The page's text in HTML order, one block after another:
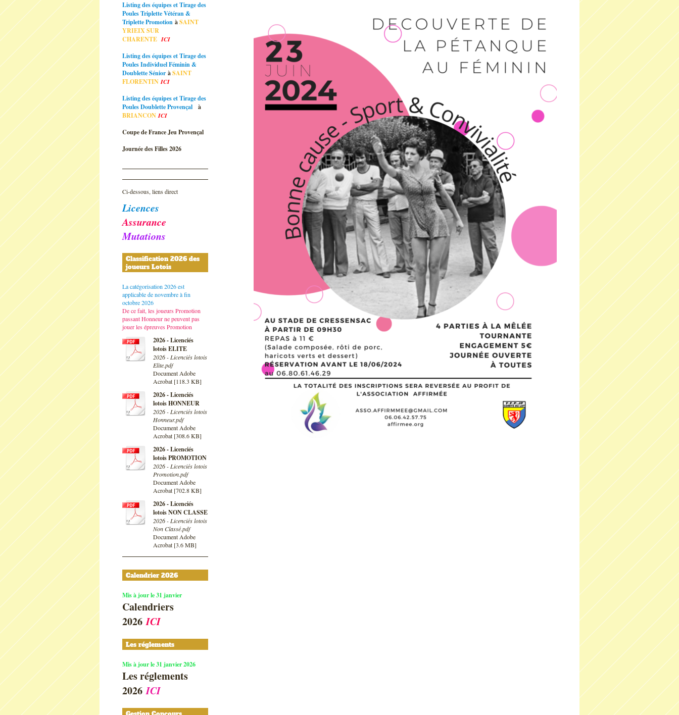
Listing des équipes et Tirage des
Poules Triplette Vétéran &
Triplette Promotion àSAINT
YRIEIX SUR
CHARENTEICI
Listing des équipes et Tirage des
Poules Individuel Féminin &
Doublette Sénior àSAINT
FLORENTINICI
Listing des équipes et Tirage des
Poules Doublette Provençal
à
BRIANCONICI
Coupe de France Jeu Provençal
Journée des Filles 2026
Ci-dessous, liens direct
Licences
Assurance
Mutations
Classification 2026 des
joueurs Lotois
La catégorisation 2026 est
applicable de novembre à fin
octobre 2026
De ce fait, les joueurs Promotion
passant Honneur ne peuvent pas
jouer les épreuves Promotion
2026 - Licenciés
lotois ELITE
2026 - Licenciés lotois
Elite.pdf
Document Adobe
Acrobat [118.3 KB]
2026 - Licenciés
lotois HONNEUR
2026 - Licenciés lotois
Honneur.pdf
Document Adobe
Acrobat [308.6 KB]
2026 - Licenciés
lotois PROMOTION
2026 - Licenciés lotois
Promotion.pdf
Document Adobe
Acrobat [702.8 KB]
2026 - Licenciés
lotois NON CLASSE
2026 - Licenciés lotois
Non Classé.pdf
Document Adobe
Acrobat [3.6 MB]
Calendrier 2026
Mis à jour le 31 janvier
Calendriers
2026ICI
Les réglements
Mis à jour le 31 janvier 2026
Les réglements
2026ICI